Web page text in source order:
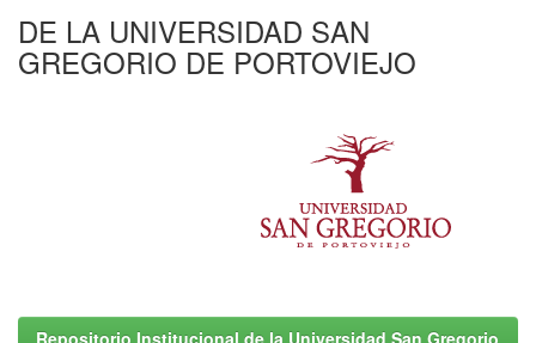
DE LA UNIVERSIDAD SAN
GREGORIO DE PORTOVIEJO
Repositorio Institucional de la Universidad San Gregorio